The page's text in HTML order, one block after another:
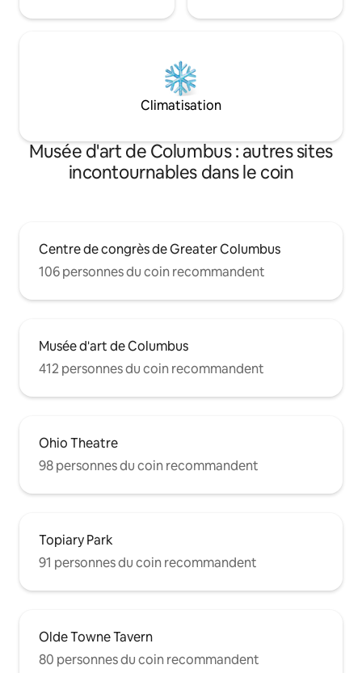
Climatisation
Musée d'art de Columbus : autres sites
incontournables dans le coin
Centre de congrès de Greater Columbus
106 personnes du coin recommandent
Musée d'art de Columbus
412 personnes du coin recommandent
Ohio Theatre
98 personnes du coin recommandent
Topiary Park
91 personnes du coin recommandent
Olde Towne Tavern
80 personnes du coin recommandent